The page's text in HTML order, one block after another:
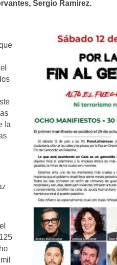
Sergio Ramírez.
la